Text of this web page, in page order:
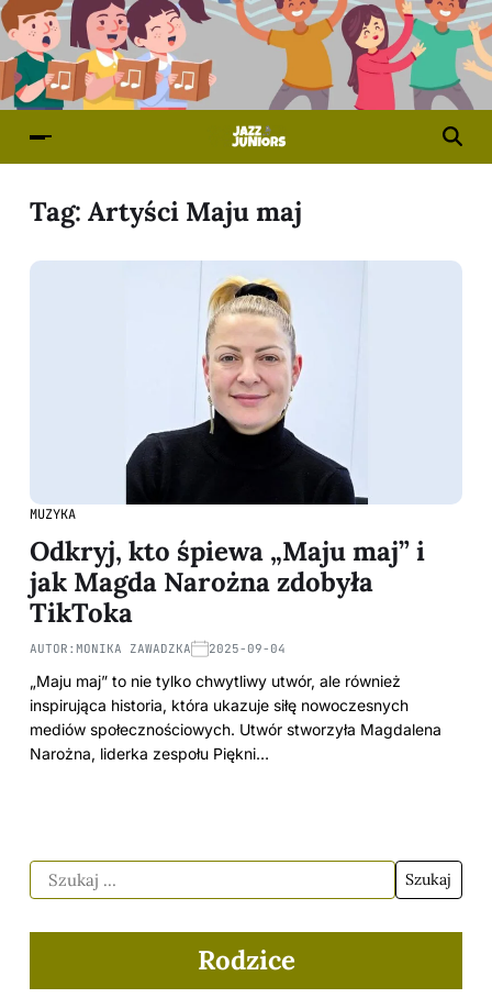
Tag: Artyści Maju maj
MUZYKA
Odkryj, kto śpiewa „Maju maj” i
jak Magda Narożna zdobyła
TikToka
AUTOR: MONIKA ZAWADZKA 2025-09-04
„Maju maj” to nie tylko chwytliwy utwór, ale również
inspirująca historia, która ukazuje siłę nowoczesnych
mediów społecznościowych. Utwór stworzyła Magdalena
Narożna, liderka zespołu Piękni…
Rodzice